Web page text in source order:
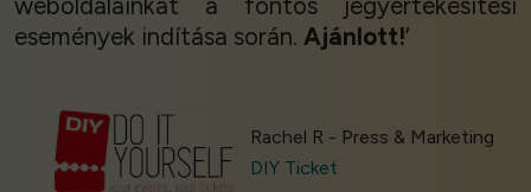
események indítása során. Ajánlott!’
Rachel R - Press & Marketing
DIY Ticket